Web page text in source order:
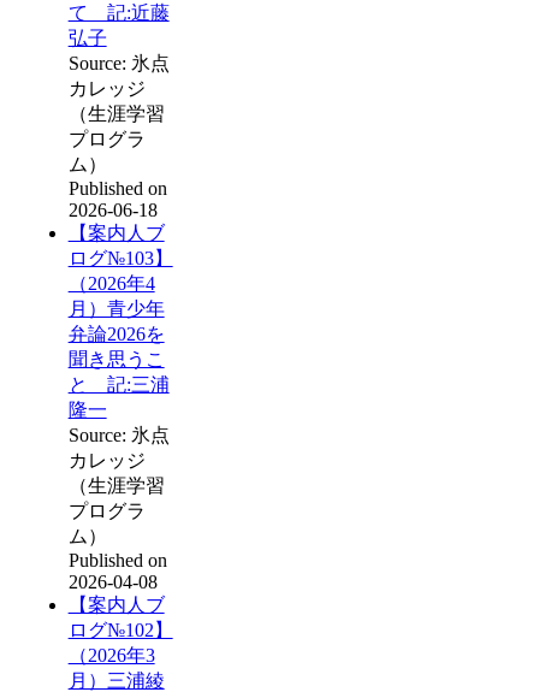
て 記:近藤
弘子
Source: 氷点
カレッジ
（生涯学習
プログラ
ム）
Published on
2026-06-18
【案内人ブ
ログ№103】
（2026年4
月）青少年
弁論2026を
聞き思うこ
と 記:三浦
隆一
Source: 氷点
カレッジ
（生涯学習
プログラ
ム）
Published on
2026-04-08
【案内人ブ
ログ№102】
（2026年3
月）三浦綾